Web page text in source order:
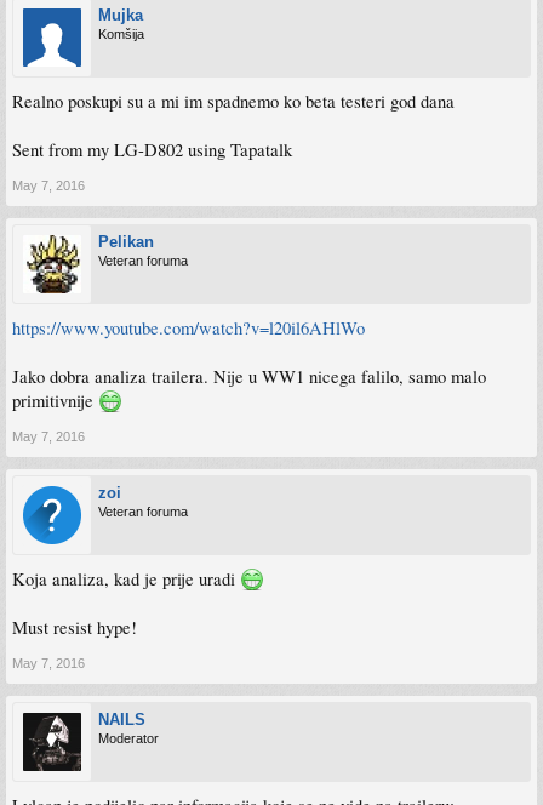
Mujka
Komšija
Realno poskupi su a mi im spadnemo ko beta testeri god dana
Sent from my LG-D802 using Tapatalk
May 7, 2016
Pelikan
Veteran foruma
https://www.youtube.com/watch?v=l20il6AHlWo
Jako dobra analiza trailera. Nije u WW1 nicega falilo, samo malo
primitivnije
May 7, 2016
zoi
Veteran foruma
Koja analiza, kad je prije uradi
Must resist hype!
May 7, 2016
NAILS
Moderator